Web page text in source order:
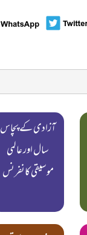
آزادی کے پچاس
سال اور عالمی
موسیقی کانفرنس